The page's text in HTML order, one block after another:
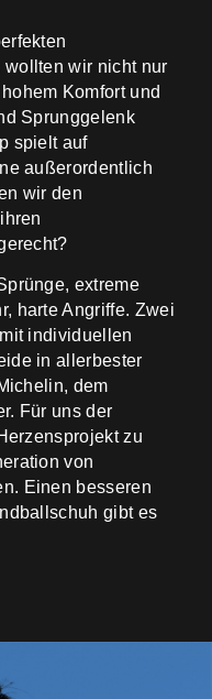
wir nicht nur
Komfort und
Sprunggelenk
spielt auf
außerordentlich
wir den
extreme
harte Angriffe. Zwei
individuellen
in allerbester
dem
Für uns der
zu
von
Einen besseren
gibt es